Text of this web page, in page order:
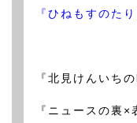
『ひねもすのた
『北見けんいち
『ニュースの裏